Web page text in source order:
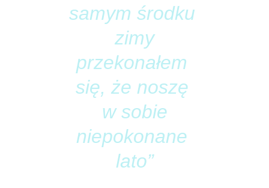
samym środku
zimy
przekonałem
się, że noszę
w sobie
niepokonane
lato”